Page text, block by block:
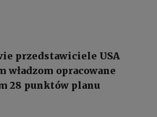
przedstawiciele USA
opracowane
28 punktów planu